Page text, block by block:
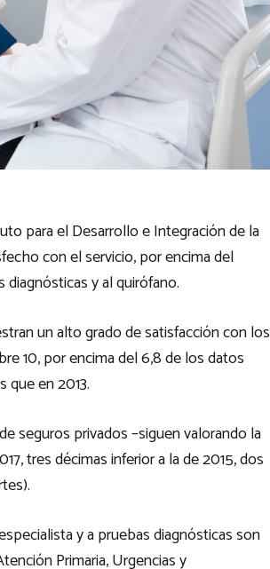
para el Desarrollo e Integración de la
con el servicio, por encima del
y al quirófano.
un alto grado de satisfacción con los
10, por encima del 6,8 de los datos
que en 2013.
seguros privados –siguen valorando la
tres décimas inferior a la de 2015, dos
y a pruebas diagnósticas son
Primaria, Urgencias y